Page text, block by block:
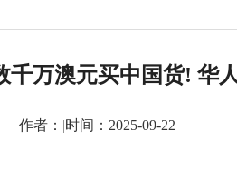
千万澳元买中国货! 华
作者： |时间：2025-09-22